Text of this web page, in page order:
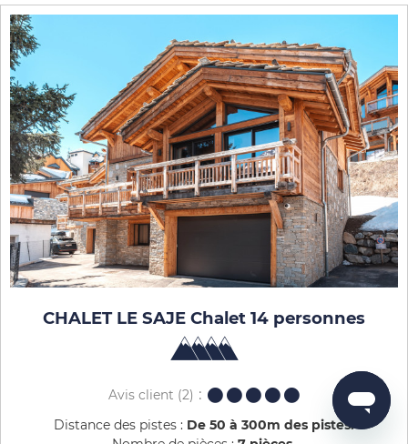
CHALET LE SAJE Chalet 14 personnes
Avis client (2)
Distance des pistes : De 50 à 300m des pistes